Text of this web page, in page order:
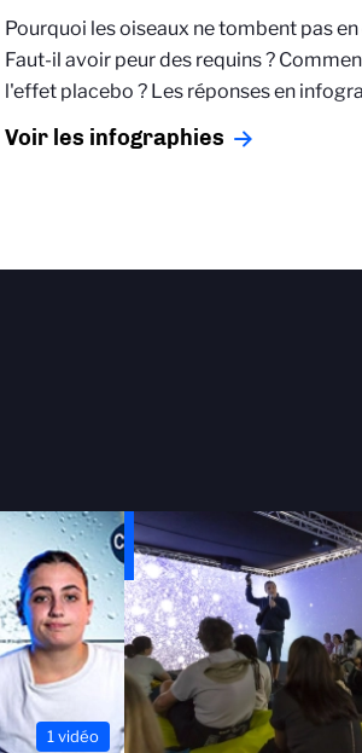
Pourquoi les oiseaux ne tombent pas
Faut-il avoir peur des requins ?
l'effet placebo ? Les réponses en
Voir les infographies
1 vidéo